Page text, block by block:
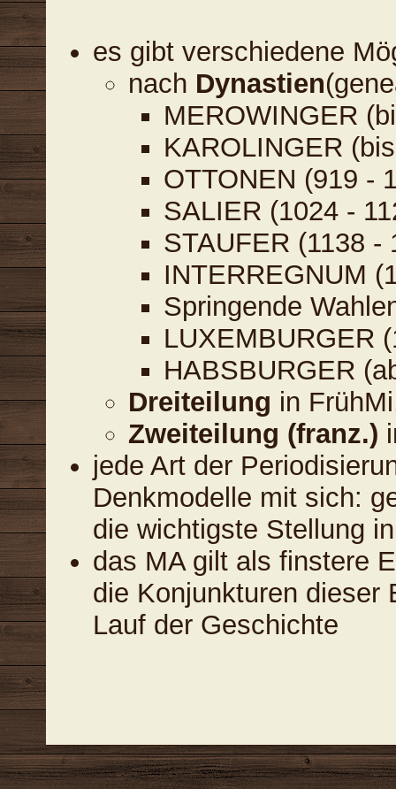
es gibt verschiedene
nach Dynastien
MEROWINGER
KAROLINGER
OTTONEN (919 -
SALIER (1024 -
STAUFER (1138 -
INTERREGNUM
Springende
LUXEMBURGER
HABSBURGER
Dreiteilung in
Zweiteilung (franz.)
jede Art der
Denkmodelle mit sich:
die wichtigste Stellung
das MA gilt als finstere
die Konjunkturen dieser
Lauf der Geschichte